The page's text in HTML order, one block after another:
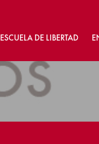
ESCUELA DE LIBERTAD